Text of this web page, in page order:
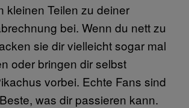
kleinen Teilen zu deiner
bei. Wenn du nett zu
sie dir vielleicht sogar mal
oder bringen dir selbst
vorbei. Echte Fans sind
was dir passieren kann.